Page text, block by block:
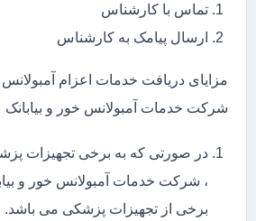
تماس با کارشناس
ارسال پیامک به کارشناس
مزایای دریافت خدمات اعزام آمبولانس
شرکت خدمات آمبولانس خور و بیابانک
در صورتی که به برخی تجهیزات
، شرکت خدمات آمبولانس خور و
برخی از تجهیزات پزشکی می باشد.